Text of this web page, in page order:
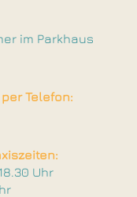
im Parkhaus
Telefon:
Uhr